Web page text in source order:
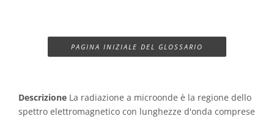
PAGINA INIZIALE DEL GLOSSARIO
Descrizione La radiazione a microonde è la regione dello
spettro elettromagnetico con lunghezze d'onda comprese